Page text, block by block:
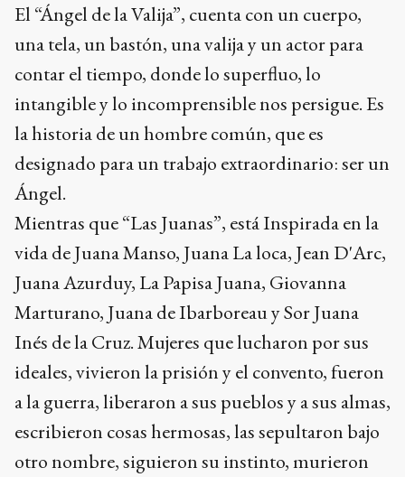
El “Ángel de la Valija”, cuenta con un cuerpo,
una tela, un bastón, una valija y un actor para
contar el tiempo, donde lo superfluo, lo
intangible y lo incomprensible nos persigue. Es
la historia de un hombre común, que es
designado para un trabajo extraordinario: ser un
Ángel.
Mientras que “Las Juanas”, está Inspirada en la
vida de Juana Manso, Juana La loca, Jean D'Arc,
Juana Azurduy, La Papisa Juana, Giovanna
Marturano, Juana de Ibarboreau y Sor Juana
Inés de la Cruz. Mujeres que lucharon por sus
ideales, vivieron la prisión y el convento, fueron
a la guerra, liberaron a sus pueblos y a sus almas,
escribieron cosas hermosas, las sepultaron bajo
otro nombre, siguieron su instinto, murieron